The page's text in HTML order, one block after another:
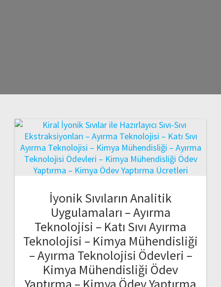
İyonik Sıvıların Analitik
Uygulamaları – Ayırma
Teknolojisi – Katı Sıvı Ayırma
Teknolojisi – Kimya Mühendisliği
– Ayırma Teknolojisi Ödevleri –
Kimya Mühendisliği Ödev
Yaptırma – Kimya Ödev Yaptırma